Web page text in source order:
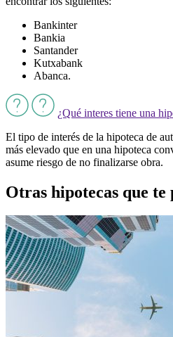
Bankinter
Bankia
Santander
Kutxabank
Abanca.
¿Qué interes tiene una
El tipo de interés de la hipoteca de
más elevado que en una hipoteca
asume riesgo de no finalizarse obra.
Otras hipotecas que